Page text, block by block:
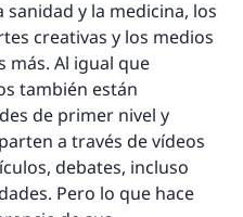
y la medicina, los
creativas y los medios
más. Al igual que
también están
de primer nivel y
a través de vídeos
debates, incluso
Pero lo que hace